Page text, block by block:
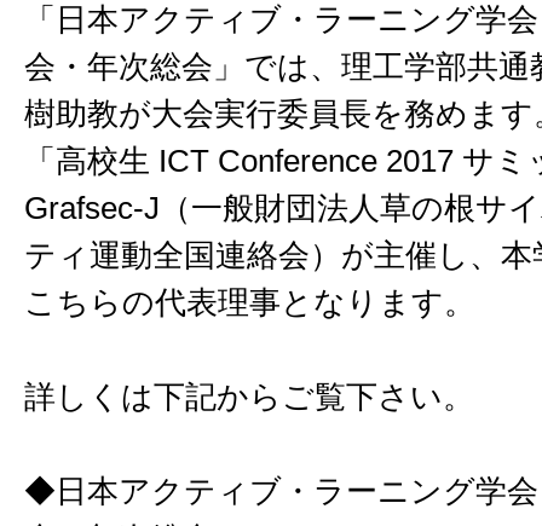
「日本アクティブ・ラーニング学
会・年次総会」では、理工学部共通
樹助教が大会実行委員長を務めます
「高校生 ICT Conference 2017 サ
Grafsec-J（一般財団法人草の根サ
ティ運動全国連絡会）が主催し、
こちらの代表理事となります。
詳しくは下記からご覧下さい。
◆日本アクティブ・ラーニング学